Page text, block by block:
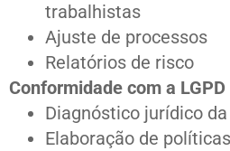
trabalhistas
Ajuste de processos
Relatórios de risco
Conformidade com a LGPD
Diagnóstico jurídico
Elaboração de